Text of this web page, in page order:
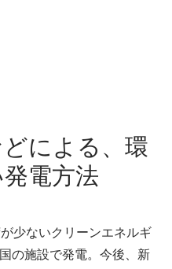
による、環
電方法
少ないクリーンエネルギ
の施設で発電。今後、新